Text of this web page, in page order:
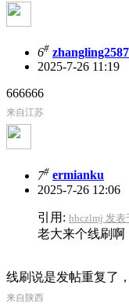
6# zhangling2587
2025-7-26 11:19
666666
来自江苏
7# ermianku
2025-7-26 12:06
引用: hbczlmj 发表
老大来个线刷啊
线刷说是发帖重复了
来自陕西